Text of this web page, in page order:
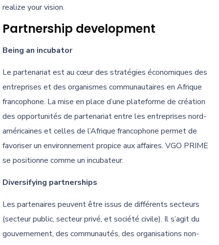
realize your vision.
Partnership development
Being an incubator
Le partenariat est au cœur des stratégies économiques des
entreprises et des organismes communautaires en Afrique
francophone. La mise en place d’une plateforme de création
des opportunités de partenariat entre les entreprises nord-
américaines et celles de l’Afrique francophone permet de
favoriser un environnement propice aux affaires. VGO PRIME
se positionne comme un incubateur.
Diversifying partnerships
Les partenaires peuvent être issus de différents secteurs
(secteur public, secteur privé, et société civile). Il s’agit du
gouvernement, des communautés, des organisations non-